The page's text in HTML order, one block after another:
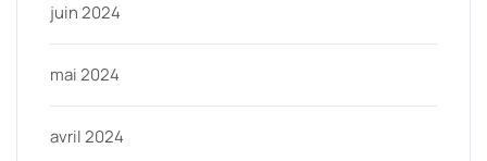
juin 2024
mai 2024
avril 2024